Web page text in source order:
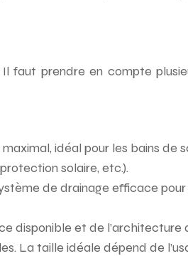
faut prendre en compte
idéal pour les bains de
solaire, etc.).
de drainage efficace
disponible et de l’architecture
La taille idéale dépend de